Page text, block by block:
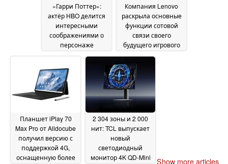
«Гарри Поттер»:
актёр HBO делится
интересными
соображениями о
персонаже
07
Компания Lenovo
раскрыла основные
функции сотовой
связи своего
будущего игрового
экраном
Планшет iPlay 70
Max Pro от Alldocube
получил версию с
поддержкой 4G,
оснащенную более
2 304 зоны и 2 000
нит: TCL выпускает
новый
светодиодный
монитор 4K QD-Mini
Show more articles